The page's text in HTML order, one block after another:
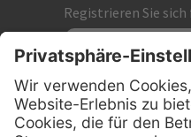
Registrieren Sie